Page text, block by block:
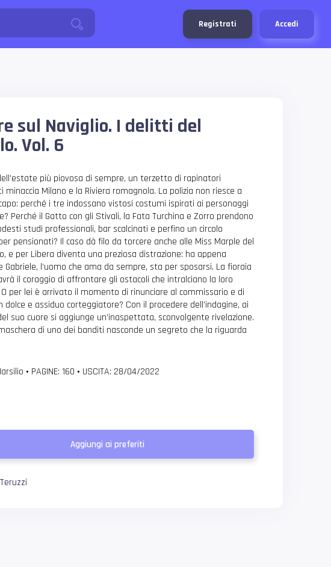
Registrati Accedi
sul Naviglio. I delitti del
Vol. 6
più piovosa di sempre, un terzetto di rapinatori
minaccia Milano e la Riviera romagnola. La polizia non riesce a
perché i tre indossano vistosi costumi ispirati ai personaggi
Perché il Gatto con gli Stivali, la Fata Turchina e Zorro prendono
studi professionali, bar scalcinati e perfino un circolo
pensionati? Il caso dà filo da torcere anche alle Miss Marple del
e per Libera diventa una preziosa distrazione: ha appena
Gabriele, l’uomo che ama da sempre, sta per sposarsi. La fioraia
il coraggio di affrontare gli ostacoli che intralciano la loro
O per lei è arrivato il momento di rinunciare al commissario e di
dolce e assiduo corteggiatore? Con il procedere dell’indagine, ai
suo cuore si aggiunge un’inaspettata, sconvolgente rivelazione.
di uno dei banditi nasconde un segreto che la riguarda
• PAGINE: 160 • USCITA: 28/04/2022
Aggiungi ai preferiti